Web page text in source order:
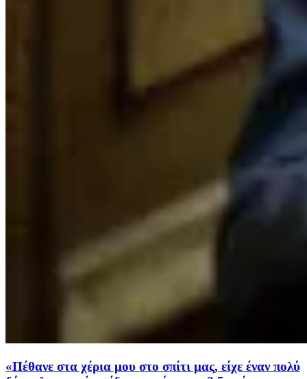
«Πέθανε στα χέρια μου στο σπίτι μας, είχε έναν πολύ